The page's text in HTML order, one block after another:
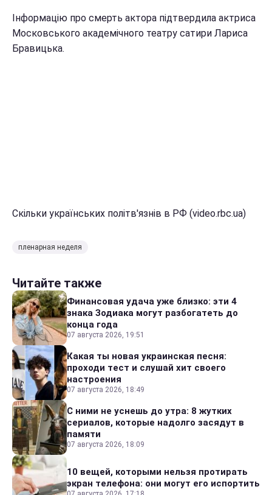
Інформацію про смерть актора підтвердила актриса
Московського академічного театру сатири Лариса
Бравицька.
Скільки українських політв'язнів в РФ (video.rbc.ua)
пленарная неделя
Читайте также
Финансовая удача уже близко: эти 4
знака Зодиака могут разбогатеть до
конца года
07 августа 2026, 19:51
Какая ты новая украинская песня:
проходи тест и слушай хит своего
настроения
07 августа 2026, 18:49
С ними не уснешь до утра: 8 жутких
сериалов, которые надолго засядут в
памяти
07 августа 2026, 18:09
10 вещей, которыми нельзя протирать
экран телефона: они могут его испортить